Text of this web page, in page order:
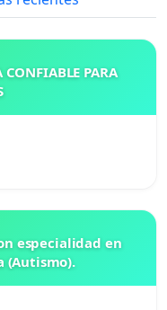
CONFIABLE PARA
especialidad en
Consejeria Psicológica (Autismo).